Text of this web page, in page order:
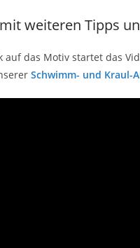
weiteren Tipps
auf das Motiv startet das
Schwimm- und Kraul-